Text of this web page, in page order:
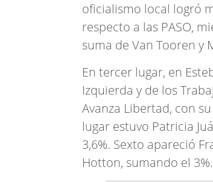
oficialismo local logró
respecto a las PASO,
suma de Van Tooren y
En tercer lugar, en
Izquierda y de los
Avanza Libertad, con
lugar estuvo Patricia
3,6%. Sexto apareció
Hotton, sumando el 3%.